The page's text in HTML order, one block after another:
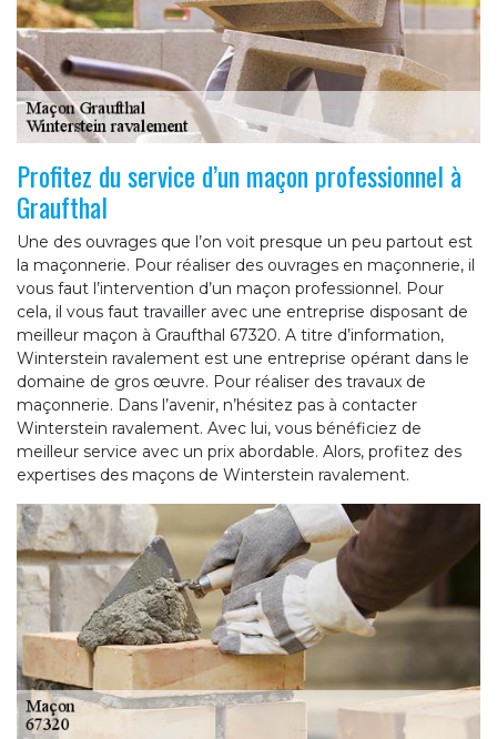
Profitez du service d’un maçon professionnel à
Graufthal
Une des ouvrages que l’on voit presque un peu partout est
la maçonnerie. Pour réaliser des ouvrages en maçonnerie, il
vous faut l’intervention d’un maçon professionnel. Pour
cela, il vous faut travailler avec une entreprise disposant de
meilleur maçon à Graufthal 67320. A titre d’information,
Winterstein ravalement est une entreprise opérant dans le
domaine de gros œuvre. Pour réaliser des travaux de
maçonnerie. Dans l’avenir, n’hésitez pas à contacter
Winterstein ravalement. Avec lui, vous bénéficiez de
meilleur service avec un prix abordable. Alors, profitez des
expertises des maçons de Winterstein ravalement.